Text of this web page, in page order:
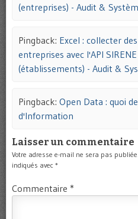
(entreprises) - Audit &
Pingback: Excel : collecter
entreprises avec l'API
(établissements) - Audit &
Pingback: Open Data : quoi
d'Information
Laisser un commentaire
Votre adresse e-mail ne sera pas publiée.
indiqués avec *
Commentaire *